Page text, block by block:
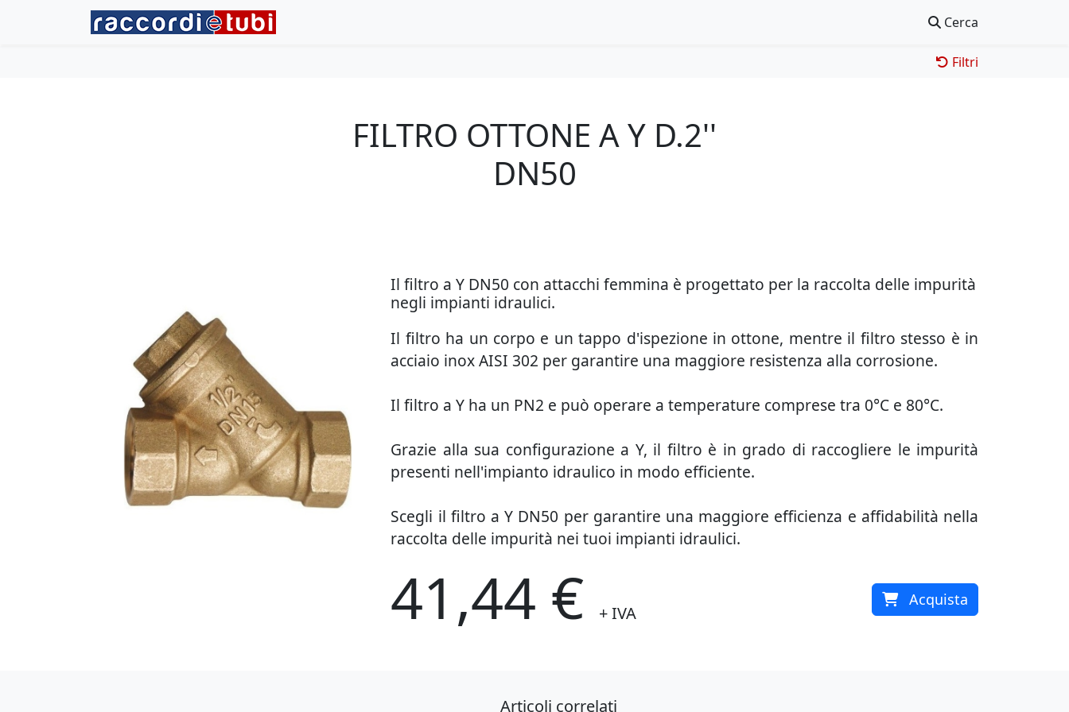
Cerca
Filtri
FILTRO OTTONE A Y D.2''
DN50
Il filtro a Y DN50 con attacchi femmina è progettato per la raccolta delle impurità
negli impianti idraulici.
Il filtro ha un corpo e un tappo d'ispezione in ottone, mentre il filtro stesso è in
acciaio inox AISI 302 per garantire una maggiore resistenza alla corrosione.
Il filtro a Y ha un PN2 e può operare a temperature comprese tra 0°C e 80°C.
Grazie alla sua configurazione a Y, il filtro è in grado di raccogliere le impurità
presenti nell'impianto idraulico in modo efficiente.
Scegli il filtro a Y DN50 per garantire una maggiore efficienza e affidabilità nella
raccolta delle impurità nei tuoi impianti idraulici.
41,44 € + IVA
Acquista
Articoli correlati